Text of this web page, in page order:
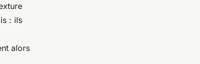
: ils
alors